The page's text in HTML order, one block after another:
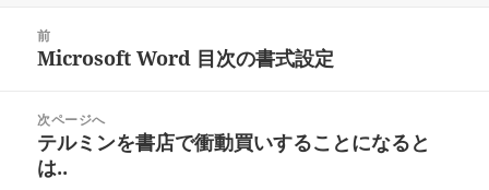
ー
前
前
投
稿:
Microsoft Word 目次の書式設定
次ページへ
次
の
テルミンを書店で衝動買いすることになると
は..